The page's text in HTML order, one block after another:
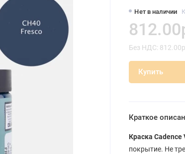
Нет в наличии
Без НДС: 812.00р.
Купить
Краткое
Краска Cadence
покрытие. Не